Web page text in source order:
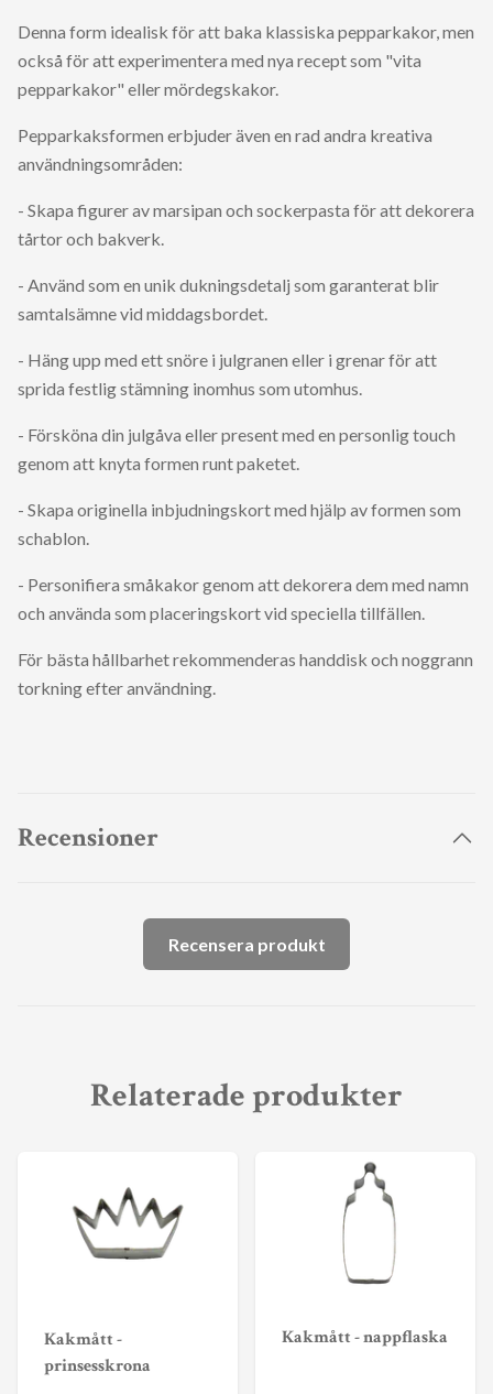
Denna form idealisk för att baka klassiska pepparkakor, men
också för att experimentera med nya recept som "vita
pepparkakor" eller mördegskakor.
Pepparkaksformen erbjuder även en rad andra kreativa
användningsområden:
- Skapa figurer av marsipan och sockerpasta för att dekorera
tårtor och bakverk.
- Använd som en unik dukningsdetalj som garanterat blir
samtalsämne vid middagsbordet.
- Häng upp med ett snöre i julgranen eller i grenar för att
sprida festlig stämning inomhus som utomhus.
- Försköna din julgåva eller present med en personlig touch
genom att knyta formen runt paketet.
- Skapa originella inbjudningskort med hjälp av formen som
schablon.
- Personifiera småkakor genom att dekorera dem med namn
och använda som placeringskort vid speciella tillfällen.
För bästa hållbarhet rekommenderas handdisk och noggrann
torkning efter användning.
Recensioner
Recensera produkt
Relaterade produkter
Kakmått -
prinsesskrona
Kakmått - nappflaska